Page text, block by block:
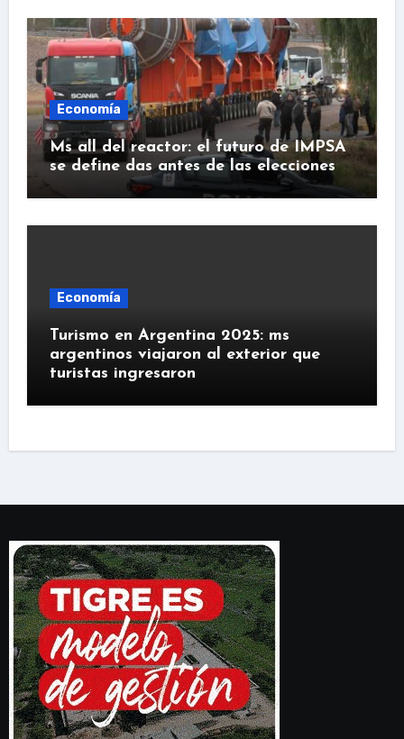
Economía
Ms all del reactor: el futuro de IMPSA
se define das antes de las elecciones
Economía
Turismo en Argentina 2025: ms
argentinos viajaron al exterior que
turistas ingresaron